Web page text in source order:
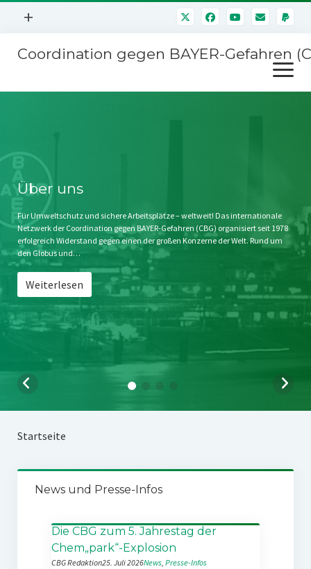
Menü
+
Mitmachen
Kontakt
Impressum
Störfälle
Coordination gegen BAYER-Gefahren
Menü
öffnen
Stichwort BAYER
Jahrestagung
SPENDEN
Über uns
Für Umweltschutz und sichere Arbeitsplätze – weltweit! Das internationale
Netzwerk der Coordination gegen BAYER-Gefahren (CBG) organisiert seit 1978
erfolgreich Widerstand gegen einen der großen Konzerne der Welt. Rund um
den Globus und…
Weiterlesen
Startseite
News und Presse-Infos
Die CBG zum 5. Jahrestag der
Chem„park“-Explosion
CBG Redaktion25. Juli 2026News, Presse-Infos